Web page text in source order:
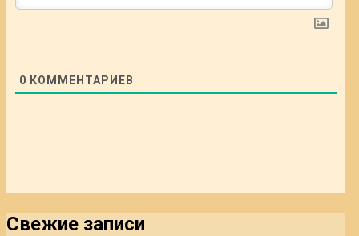
0 КОММЕНТАРИЕВ
Свежие записи